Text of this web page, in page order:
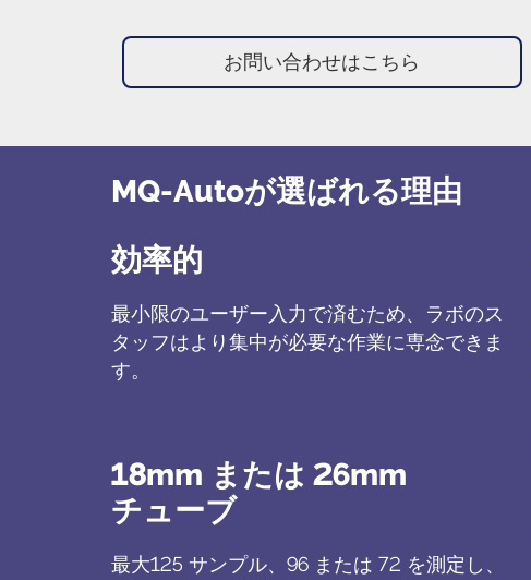
お問い合わせはこちら
MQ-Autoが選ばれる理由
効率的
最小限のユーザー入力で済むため、ラボのス
タッフはより集中が必要な作業に専念できま
す。
18mm または 26mm
チューブ
最大125 サンプル、96 または 72 を測定し、